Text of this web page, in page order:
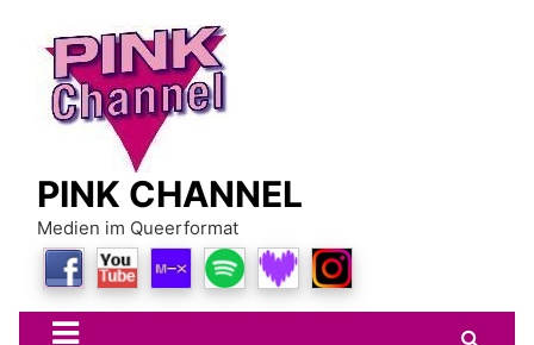
content
PINK CHANNEL
Medien im Queerformat